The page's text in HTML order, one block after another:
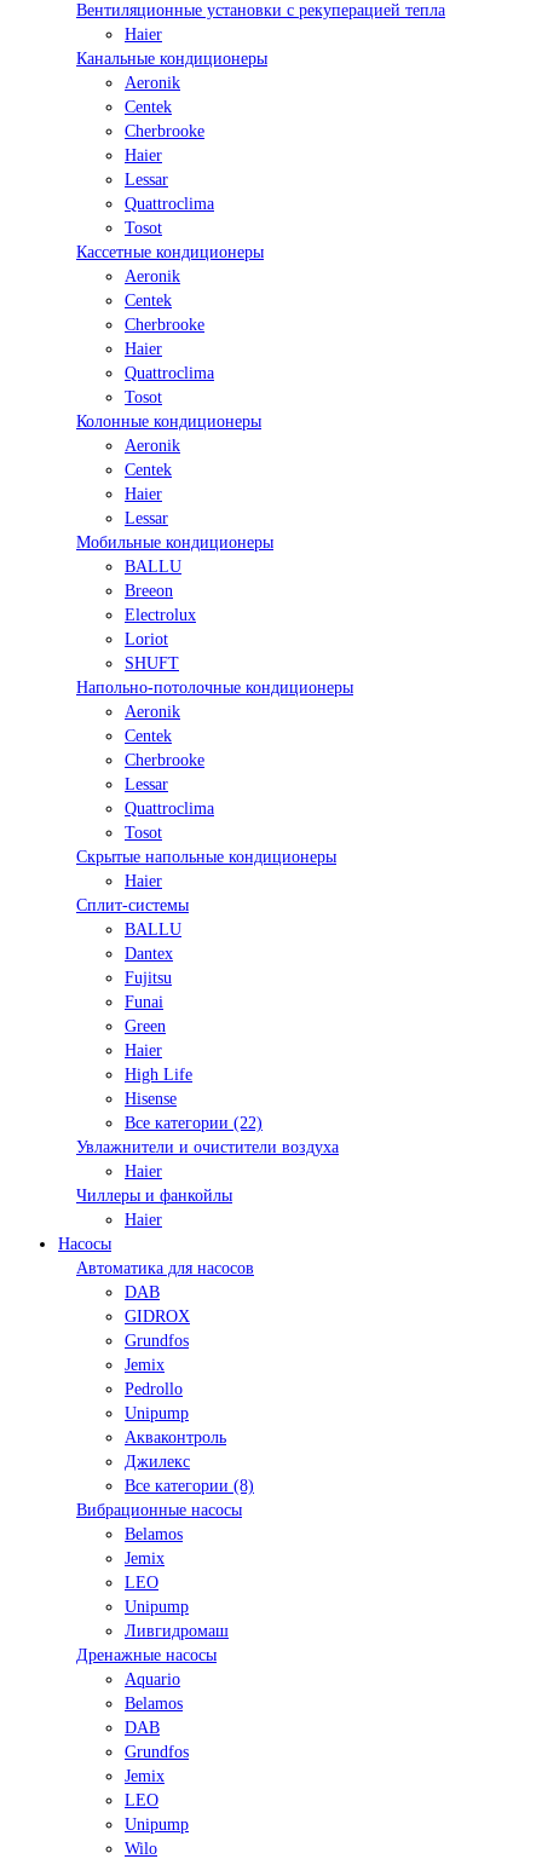
Вентиляционные установки с рекуперацией тепла
Haier
Канальные кондиционеры
Aeronik
Centek
Cherbrooke
Haier
Lessar
Quattroclima
Tosot
Кассетные кондиционеры
Aeronik
Centek
Cherbrooke
Haier
Quattroclima
Tosot
Колонные кондиционеры
Aeronik
Centek
Haier
Lessar
Мобильные кондиционеры
BALLU
Breeon
Electrolux
Loriot
SHUFT
Напольно-потолочные кондиционеры
Aeronik
Centek
Cherbrooke
Lessar
Quattroclima
Tosot
Скрытые напольные кондиционеры
Haier
Сплит-системы
BALLU
Dantex
Fujitsu
Funai
Green
Haier
High Life
Hisense
Все категории (22)
Увлажнители и очистители воздуха
Haier
Чиллеры и фанкойлы
Haier
Насосы
Автоматика для насосов
DAB
GIDROX
Grundfos
Jemix
Pedrollo
Unipump
Акваконтроль
Джилекс
Все категории (8)
Вибрационные насосы
Belamos
Jemix
LEO
Unipump
Ливгидромаш
Дренажные насосы
Aquario
Belamos
DAB
Grundfos
Jemix
LEO
Unipump
Wilo